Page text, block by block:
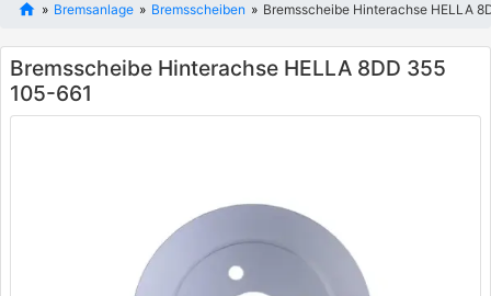
Bremsanlage Bremsscheiben Bremsscheibe Hinterachse HELLA
Bremsscheibe Hinterachse HELLA 8DD 355
105-661